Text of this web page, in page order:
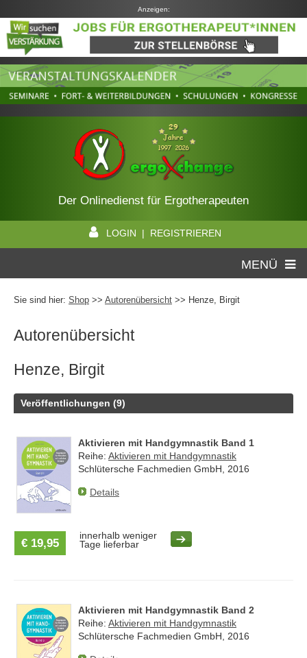
Anzeigen:
Der Onlinedienst für Ergotherapeuten
LOGIN | REGISTRIEREN
MENÜ
Sie sind hier: Shop >> Autorenübersicht >> Henze, Birgit
Autorenübersicht
Henze, Birgit
Veröffentlichungen (9)
Aktivieren mit Handgymnastik Band 1
Reihe: Aktivieren mit Handgymnastik
Schlütersche Fachmedien GmbH, 2016
Details
€ 19,95
innerhalb weniger
Tage lieferbar
Aktivieren mit Handgymnastik Band 2
Reihe: Aktivieren mit Handgymnastik
Schlütersche Fachmedien GmbH, 2016